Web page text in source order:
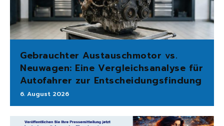
Gebrauchter Austauschmotor vs.
Neuwagen: Eine Vergleichsanalyse für
Autofahrer zur Entscheidungsfindung
6. August 2026